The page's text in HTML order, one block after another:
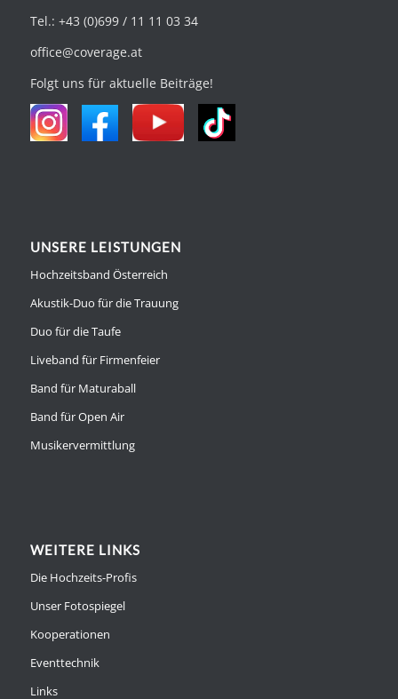
Tel.: +43 (0)699 / 11 11 03 34
office@coverage.at
Folgt uns für aktuelle Beiträge!
UNSERE LEISTUNGEN
Hochzeitsband Österreich
Akustik-Duo für die Trauung
Duo für die Taufe
Liveband für Firmenfeier
Band für Maturaball
Band für Open Air
Musikervermittlung
WEITERE LINKS
Die Hochzeits-Profis
Unser Fotospiegel
Kooperationen
Eventtechnik
Links